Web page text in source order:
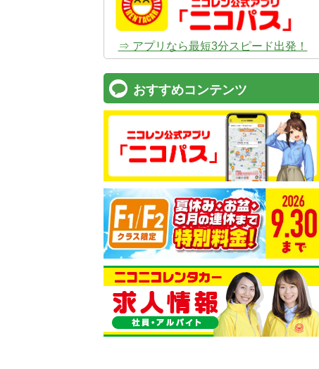
⇒ アプリなら最短3分スピード出発！
おすすめコンテンツ